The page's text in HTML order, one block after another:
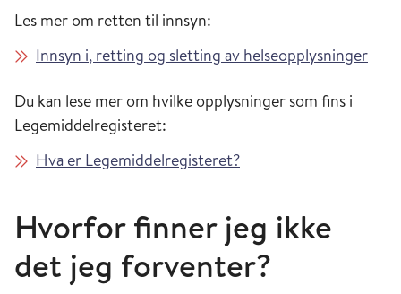
Les mer om retten til innsyn:
Innsyn i, retting og sletting av helseopplysninger
Du kan lese mer om hvilke opplysninger som fins i
Legemiddelregisteret:
Hva er Legemiddelregisteret?
Hvorfor finner jeg ikke
det jeg forventer?